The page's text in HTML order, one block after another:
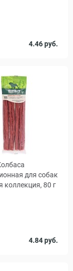
4.46 руб.
для собак
коллекция, 80 г
4.84 руб.